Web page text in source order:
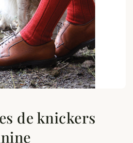
de knickers